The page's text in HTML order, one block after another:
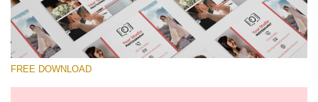
FREE DOWNLOAD